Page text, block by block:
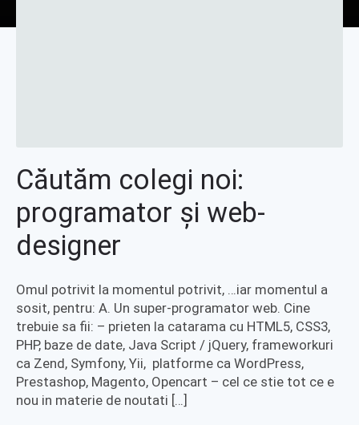
Căutăm colegi noi:
programator şi web-
designer
Omul potrivit la momentul potrivit, …iar momentul a
sosit, pentru: A. Un super-programator web. Cine
trebuie sa fii: – prieten la catarama cu HTML5, CSS3,
PHP, baze de date, Java Script / jQuery, frameworkuri
ca Zend, Symfony, Yii, platforme ca WordPress,
Prestashop, Magento, Opencart – cel ce stie tot ce e
nou in materie de noutati […]